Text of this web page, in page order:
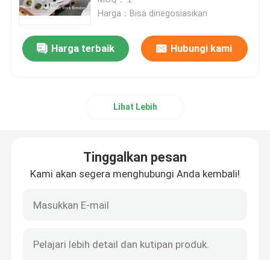
Pahat Pemutus Hidrolik
Harga：Bisa dinegosiasikan
Harga terbaik Hubungi kami
Lihat Lebih
Tinggalkan pesan
Kami akan segera menghubungi Anda kembali!